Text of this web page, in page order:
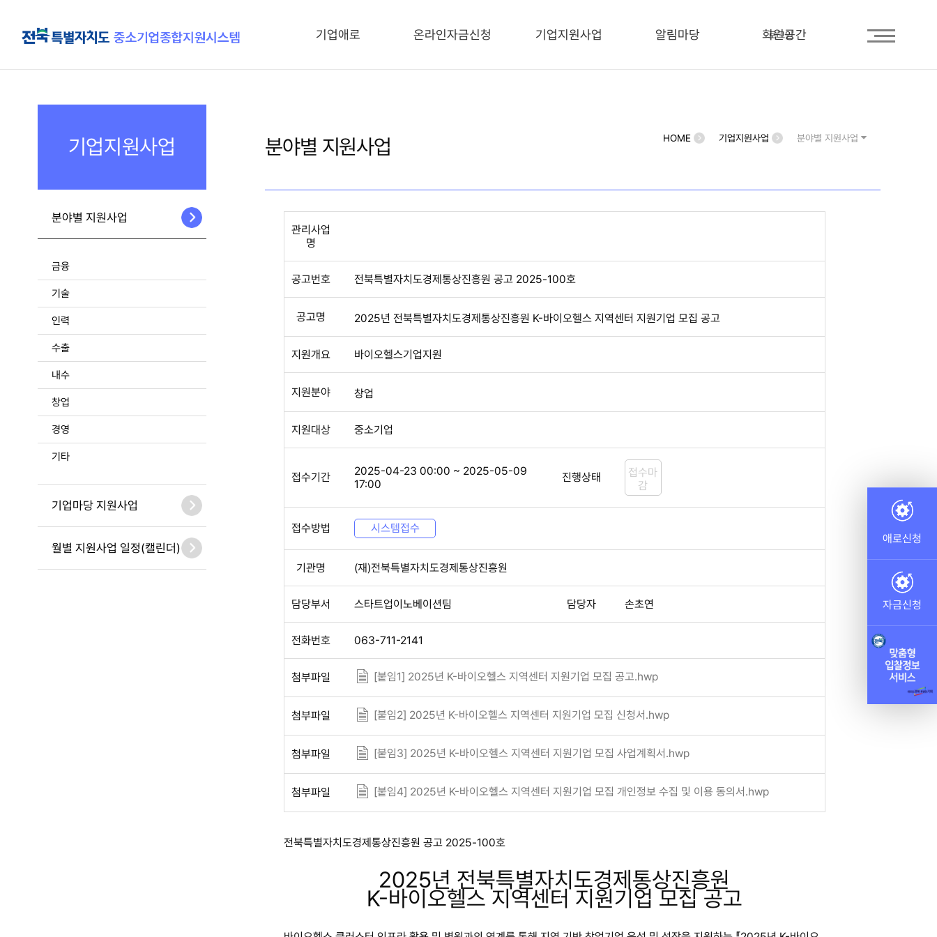
기업애로 온라인자금신청 기업지원사업 알림마당 회원공간
로그인
애로신청
자금신청
기업지원사업
분야별 지원사업
금융
기술
인력
수출
내수
창업
경영
기타
기업마당 지원사업
월별 지원사업 일정(캘린더)
분야별 지원사업 HOME 기업지원사업 분야별 지원사업
관리사업
명
공고번호 전북특별자치도경제통상진흥원 공고 2025-100호
공고명 2025년 전북특별자치도경제통상진흥원 K-바이오헬스 지역센터 지원기업 모집 공고
지원개요 바이오헬스기업지원
지원분야 창업
지원대상 중소기업
접수기간
2025-04-23 00:00 ~ 2025-05-09
17:00
진행상태
접수마
감
접수방법 시스템접수
기관명 (재)전북특별자치도경제통상진흥원
담당부서 스타트업이노베이션팀 담당자 손초연
전화번호 063-711-2141
첨부파일 [붙임1] 2025년 K-바이오헬스 지역센터 지원기업 모집 공고.hwp
첨부파일 [붙임2] 2025년 K-바이오헬스 지역센터 지원기업 모집 신청서.hwp
첨부파일 [붙임3] 2025년 K-바이오헬스 지역센터 지원기업 모집 사업계획서.hwp
첨부파일 [붙임4] 2025년 K-바이오헬스 지역센터 지원기업 모집 개인정보 수집 및 이용 동의서.hwp
전북특별자치도경제통상진흥원 공고 2025-100호
2025년 전북특별자치도경제통상진흥원
K-바이오헬스 지역센터 지원기업 모집 공고